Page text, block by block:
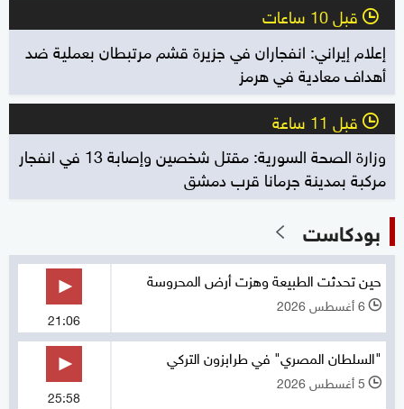
l قبل 10 ساعات
إعلام إيراني: انفجاران في جزيرة قشم مرتبطان بعملية ضد
أهداف معادية في هرمز
l قبل 11 ساعة
وزارة الصحة السورية: مقتل شخصين وإصابة 13 في انفجار
مركبة بمدينة جرمانا قرب دمشق
بودكاست
حين تحدثت الطبيعة وهزت أرض المحروسة
l 6 أغسطس 2026
21:06
"السلطان المصري" في طرابزون التركي
l 5 أغسطس 2026
25:58